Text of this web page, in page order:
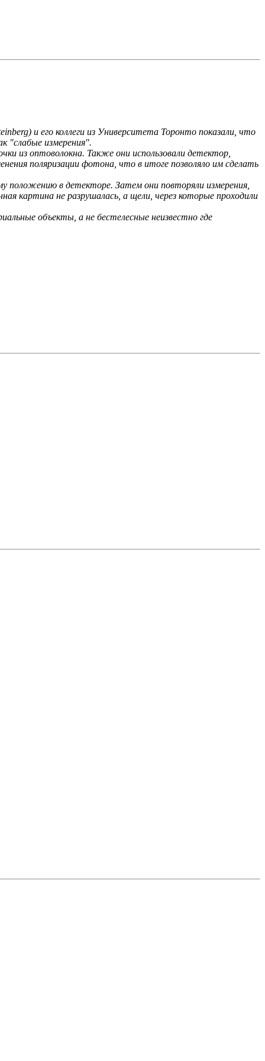
и его коллеги из Университета Торонто показали, что
"слабые измерения".
из оптоволокна. Также они использовали детектор,
поляризации фотона, что в итоге позволяло им сделать
положению в детекторе. Затем они повторяли измерения,
картина не разрушалась, а щели, через которые проходили
объекты, а не бестелесные неизвестно где